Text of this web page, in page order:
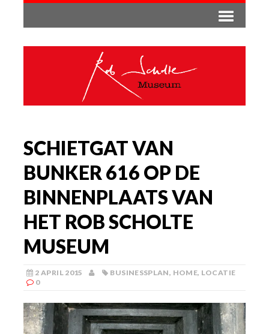
SCHIETGAT VAN
BUNKER 616 OP DE
BINNENPLAATS VAN
HET ROB SCHOLTE
MUSEUM
2 APRIL 2015 BUSINESSPLAN, HOME, LOCATIE
0